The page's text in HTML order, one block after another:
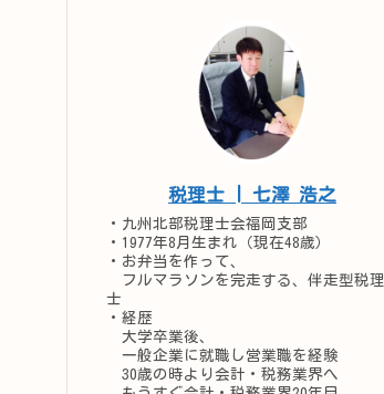
税理士 | 七澤 浩之
・九州北部税理士会福岡支部
・1977年8月生まれ（現在48歳）
・お弁当を作って、
フルマラソンを完走する、伴走型税理
士
・経歴
大学卒業後、
一般企業に就職し営業職を経験
30歳の時より会計・税務業界へ